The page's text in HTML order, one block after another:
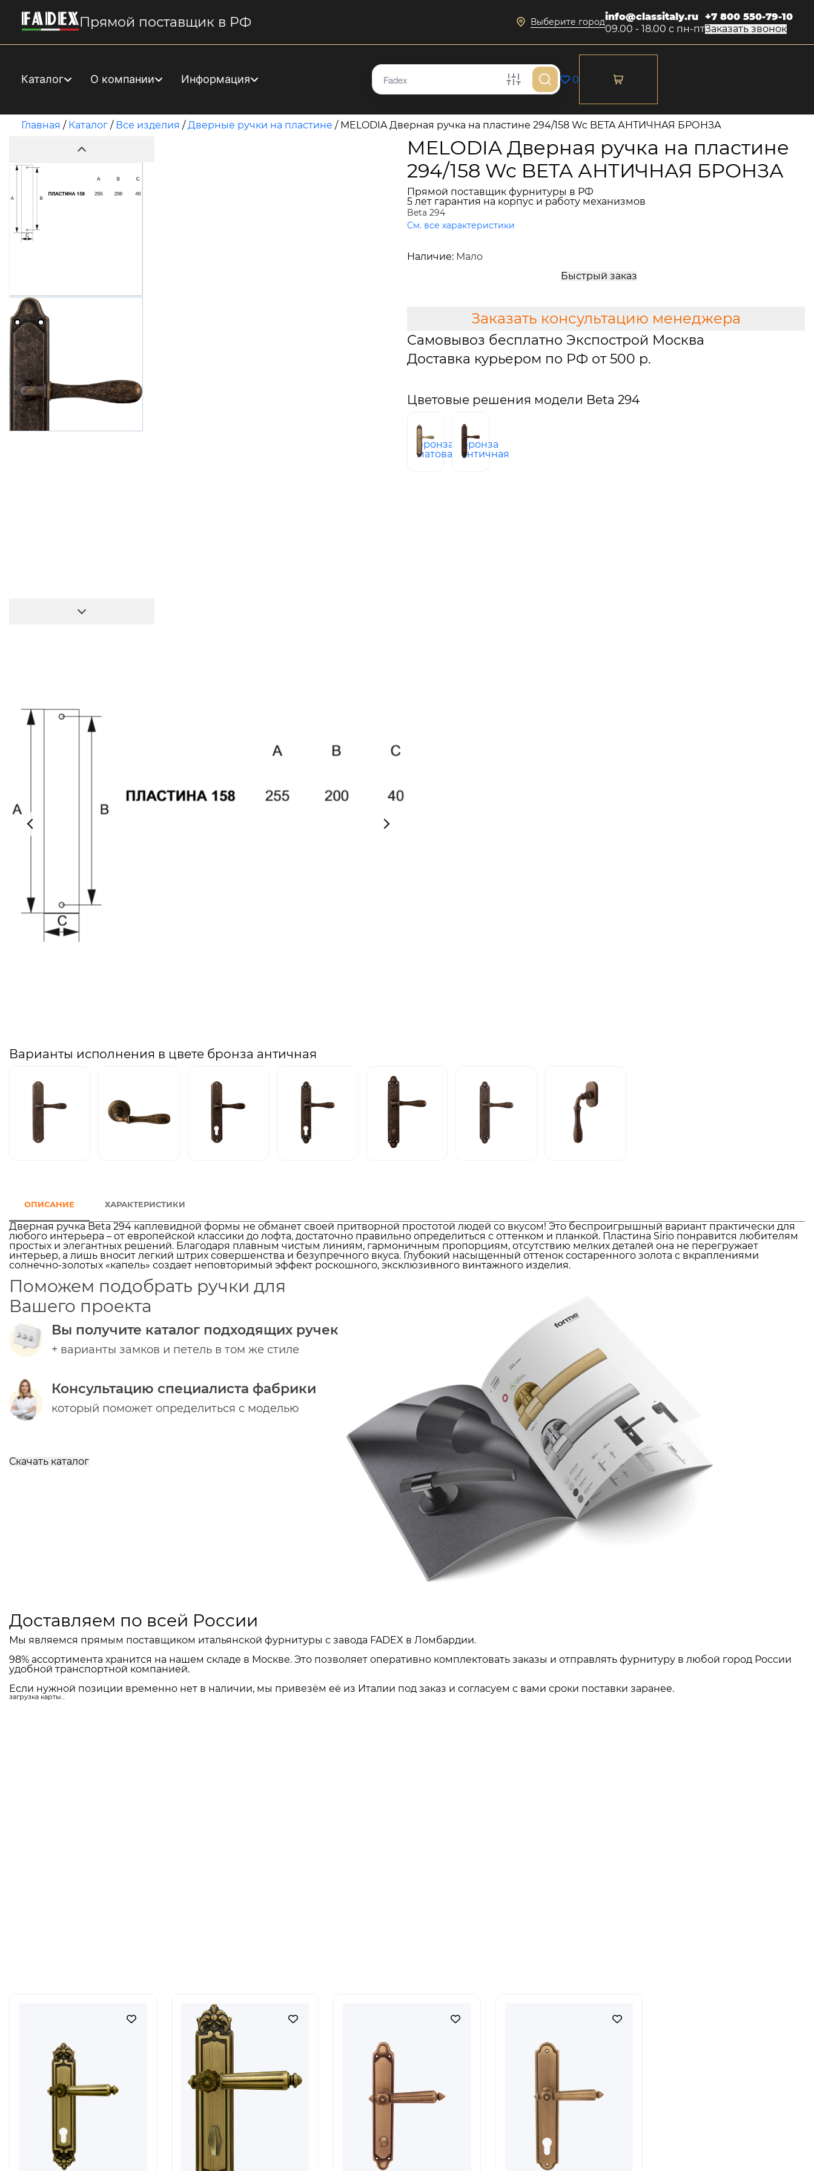
Прямой поставщик в РФ Выберите городinfo@classitaly.ru
09.00 - 18.00 с пн-пт
+7 800 550-79-10
Заказать звонок
Каталог О компании Информация 0
Главная / Каталог / Все изделия /Дверные ручки на пластине / MELODIA Дверная ручка на пластине 294/158 Wc BETA АНТИЧНАЯ БРОНЗА
MELODIA Дверная ручка на пластине
294/158 Wc BETA АНТИЧНАЯ БРОНЗА
Прямой поставщик фурнитуры в РФ
5 лет гарантия на корпус и работу механизмов
Beta 294
См. все характеристики
Наличие: Мало
Быстрый заказ
Заказать консультацию менеджера
Самовывоз бесплатно Экспострой Москва
Доставка курьером по РФ от 500 р.
Цветовые решения модели Beta 294
бронза
матовая
бронза
античная
Варианты исполнения в цвете бронза античная
ОПИСАНИЕ ХАРАКТЕРИСТИКИ
Дверная ручка Beta 294 каплевидной формы не обманет своей притворной простотой людей со вкусом! Это беспроигрышный вариант практически для
любого интерьера – от европейской классики до лофта, достаточно правильно определиться с оттенком и планкой. Пластина Sirio понравится любителям
простых и элегантных решений. Благодаря плавным чистым линиям, гармоничным пропорциям, отсутствию мелких деталей она не перегружает
интерьер, а лишь вносит легкий штрих совершенства и безупречного вкуса. Глубокий насыщенный оттенок состаренного золота с вкраплениями
солнечно-золотых «капель» создает неповторимый эффект роскошного, эксклюзивного винтажного изделия.
Поможем подобрать ручки для
Вашего проекта
Вы получите каталог подходящих ручек
+ варианты замков и петель в том же стиле
Консультацию специалиста фабрики
который поможет определиться с моделью
Скачать каталог
Доставляем по всей России
Мы являемся прямым поставщиком итальянской фурнитуры с завода FADEX в Ломбардии.
98% ассортимента хранится на нашем складе в Москве. Это позволяет оперативно комплектовать заказы и отправлять фурнитуру в любой город России
удобной транспортной компанией.
Если нужной позиции временно нет в наличии, мы привезём её из Италии под заказ и согласуем с вами сроки поставки заранее.
загрузка карты...